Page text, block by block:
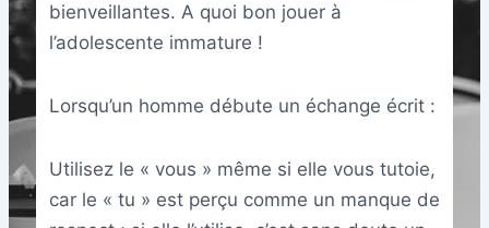
bienveillantes. A quoi bon jouer à
l’adolescente immature !
Lorsqu’un homme débute un échange écrit :
Utilisez le « vous » même si elle vous tutoie,
car le « tu » est perçu comme un manque de